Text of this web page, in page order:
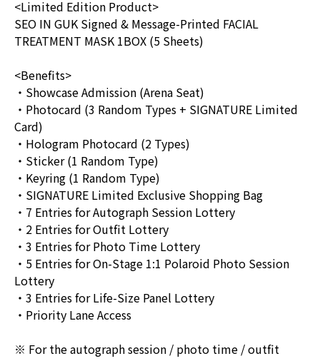
<Limited Edition Product>
SEO IN GUK Signed & Message-Printed FACIAL
TREATMENT MASK 1BOX (5 Sheets)
<Benefits>
・Showcase Admission (Arena Seat)
・Photocard (3 Random Types + SIGNATURE Limited
Card)
・Hologram Photocard (2 Types)
・Sticker (1 Random Type)
・Keyring (1 Random Type)
・SIGNATURE Limited Exclusive Shopping Bag
・7 Entries for Autograph Session Lottery
・2 Entries for Outfit Lottery
・3 Entries for Photo Time Lottery
・5 Entries for On-Stage 1:1 Polaroid Photo Session
Lottery
・3 Entries for Life-Size Panel Lottery
・Priority Lane Access
※ For the autograph session / photo time / outfit